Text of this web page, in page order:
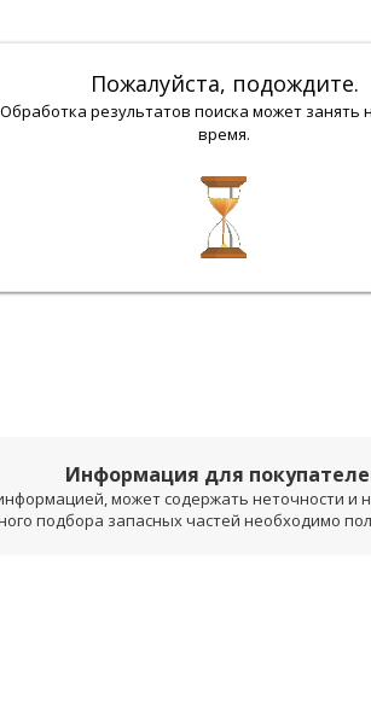
Пожалуйста, подождите.
Обработка результатов поиска может занять
время.
Информация для
может содержать неточности и
подбора запасных частей необходимо